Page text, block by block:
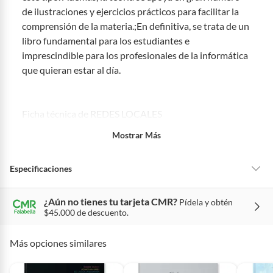
categorías no se pueden devolver si cambias de opinión:
Ten en cuenta que hay productos de ciertas categorías no se
pueden devolver si cambias de opinión:Productos de uso
personal, alimentos, bebidas, suplementos, medicamentos,
vitaminas, intangibles, licencias, eléctricos, electrodomésticos,
electrónicos, tecnología, colchones, muebles y máquinas
devolución ingresa a
https://www.falabella.com.co/falabella-
de ilustraciones y ejercicios prácticos para facilitar la
comprensión de la materia.;En definitiva, se trata de un
libro fundamental para los estudiantes e
imprescindible para los profesionales de la informática
que quieran estar al día.
Ficha técnica de REDES LOCALES
Encuadernación: Tapa blanda
ISBN: 9788497327640
Año de edición: 2010
• Productos Nuevos Y Originales
Mostrar Más
Especificaciones
Alto 27
Autor
¿Aún no tienes tu tarjeta CMR? Pídela y obtén
$45.000 de descuento.
Más opciones similares